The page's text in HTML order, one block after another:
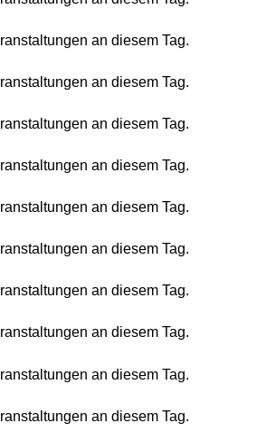
an diesem Tag.
an diesem Tag.
an diesem Tag.
an diesem Tag.
an diesem Tag.
an diesem Tag.
an diesem Tag.
an diesem Tag.
an diesem Tag.
an diesem Tag.